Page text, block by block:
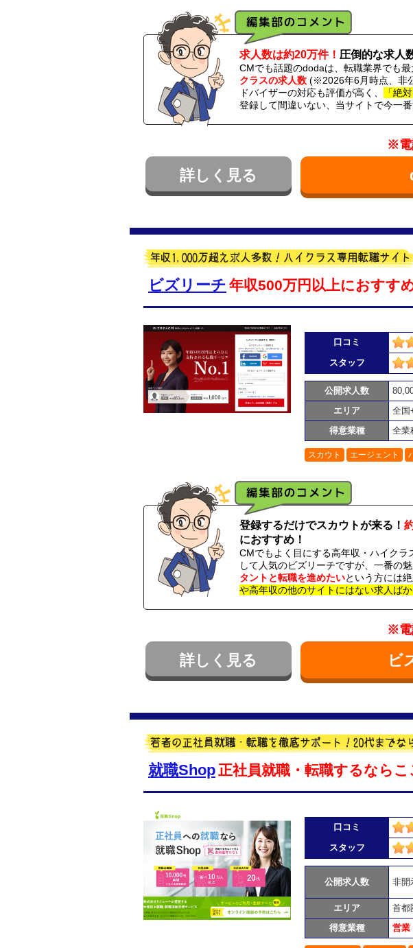
求人数は約20万件！ 圧倒的な求人
CMでも話題のdodaは、転職業界でも
クラスの求人数(※2026年6月時点、非
ドバイザーの対応も評価が高く、
「絶
登録して間違いない、当サイトで今一
※電
詳しく見る
ビズリーチ 年収500万円以上におすす
口コミ
スタッフ
公開求人数
エリア
全国
得意業種
全業
スカウト エージェント
登録するだけでスカウトが来る！
におすすめ！
CMでもよく目にする高年収・ハイクラ
して人気のビズリーチですが、一番の
タントと転職を進めたいという方には
や高年収の他のサイトにはない求人ばか
※電
詳しく見る ビ
就職Shop 正社員就職・転職するならこ
口コミ
スタッフ
公開求人数 非開
エリア
首都
得意業種
営業